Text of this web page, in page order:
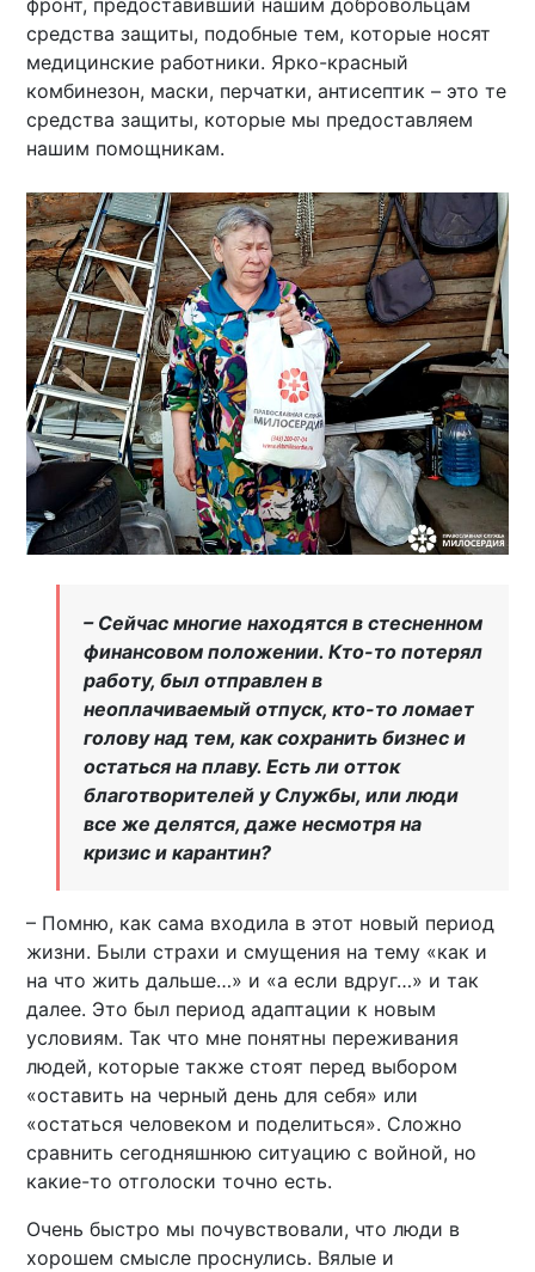
средства защиты, подобные тем, которые носят
медицинские работники. Ярко-красный
комбинезон, маски, перчатки, антисептик – это те
средства защиты, которые мы предоставляем
нашим помощникам.
– Сейчас многие находятся в стесненном
финансовом положении. Кто-то потерял
работу, был отправлен в
неоплачиваемый отпуск, кто-то ломает
голову над тем, как сохранить бизнес и
остаться на плаву. Есть ли отток
благотворителей у Службы, или люди
все же делятся, даже несмотря на
кризис и карантин?
– Помню, как сама входила в этот новый период
жизни. Были страхи и смущения на тему «как и
на что жить дальше…» и «а если вдруг…» и так
далее. Это был период адаптации к новым
условиям. Так что мне понятны переживания
людей, которые также стоят перед выбором
«оставить на черный день для себя» или
«остаться человеком и поделиться». Сложно
сравнить сегодняшнюю ситуацию с войной, но
какие-то отголоски точно есть.
Очень быстро мы почувствовали, что люди в
хорошем смысле проснулись. Вялые и